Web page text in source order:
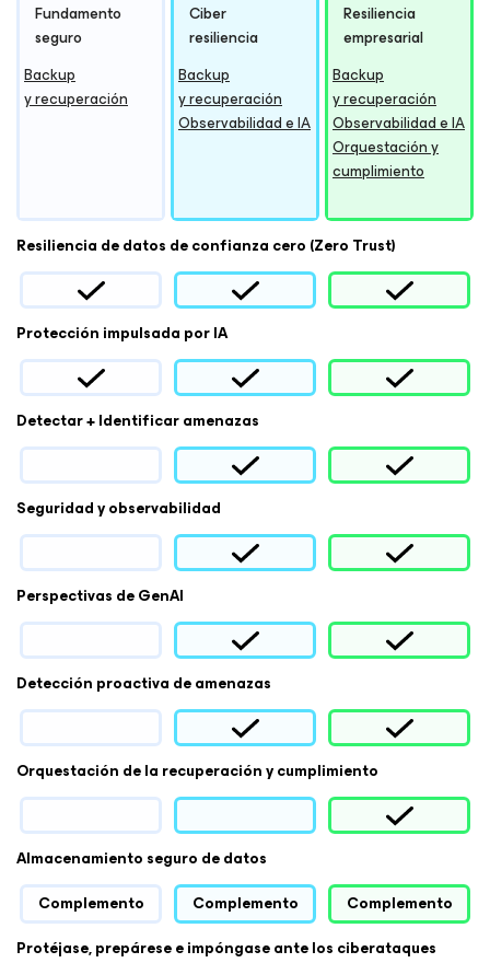
Fundamento
seguro
Ciber
resiliencia
Resiliencia
empresarial
Backup
y recuperación
Backup
y recuperación
Observabilidad e IA
Backup
y recuperación
Observabilidad e IA
Orquestación y
cumplimiento
Resiliencia de datos de confianza cero (Zero Trust)
Protección impulsada por IA
Detectar + Identificar amenazas
Seguridad y observabilidad
Perspectivas de GenAI
Detección proactiva de amenazas
Orquestación de la recuperación y cumplimiento
Almacenamiento seguro de datos
Complemento
Complemento
Complemento
Protéjase, prepárese e impóngase ante los ciberataques